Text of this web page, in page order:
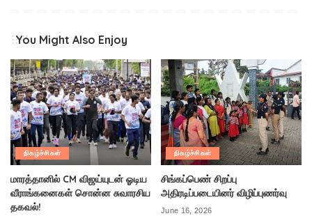
You Might Also Enjoy
நிகழ்ச்சிகள்
மாரத்தானில் CM விஜய்யுடன் ஓடிய
வீராங்கனைகள் சொன்ன சுவாரசிய
தகவல்!
நிகழ்ச்சிகள்
சிங்கப்பெண் சிறப்பு
அதிரடிப்படையினர் விழிப்புணர்வு
June 16, 2026